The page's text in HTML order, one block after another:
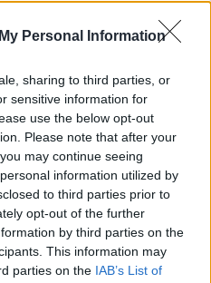
Personal Information
sharing to third parties, or
sensitive information for
use the below opt-out
Please note that after your
may continue seeing
information utilized by
to third parties prior to
opt-out of the further
by third parties on the
This information may
parties on the IAB’s List of